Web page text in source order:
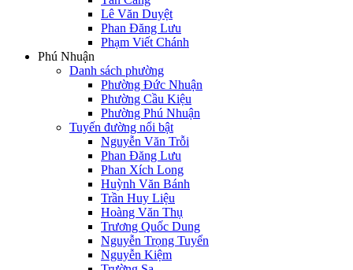
Lê Văn Duyệt
Phan Đăng Lưu
Phạm Viết Chánh
Phú Nhuận
Danh sách phường
Phường Đức Nhuận
Phường Cầu Kiệu
Phường Phú Nhuận
Tuyến đường nổi bật
Nguyễn Văn Trỗi
Phan Đăng Lưu
Phan Xích Long
Huỳnh Văn Bánh
Trần Huy Liệu
Hoàng Văn Thụ
Trương Quốc Dung
Nguyễn Trọng Tuyển
Nguyễn Kiệm